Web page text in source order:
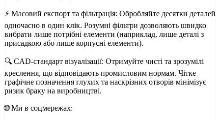
⚡ Масовий експорт та фільтрація: Обробляйте десятки деталей
одночасно в один клік. Розумні фільтри дозволяють швидко
вибрати лише потрібні елементи (наприклад, лише деталі з
присадкою або лише корпусні елементи).
🔍 CAD-стандарт візуалізації: Отримуйте чисті та зрозумілі
креслення, що відповідають промисловим нормам. Чітке
графічне позначення глухих та наскрізних отворів мінімізує
ризик браку на виробництві.
🌐 Ми в соцмережах: